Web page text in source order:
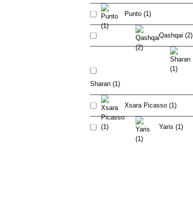
Punto (1)
Qashqai (2)
Sharan (1)
Xsara Picasso (1)
Yaris (1)